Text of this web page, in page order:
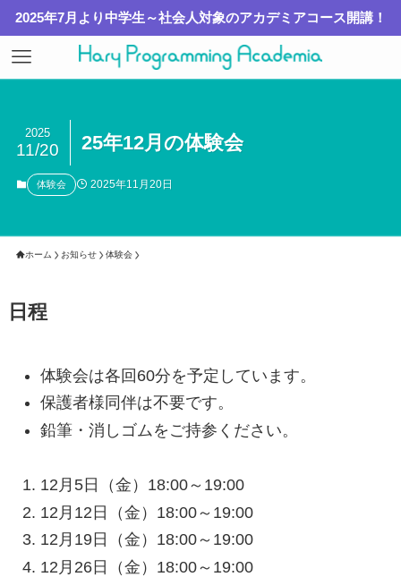
2025年7月より中学生～社会人対象のアカデミアコース開講！
25年12月の体験会
2025
11/20
体験会 2025年11月20日
ホーム お知らせ 体験会
日程
体験会は各回60分を予定しています。
保護者様同伴は不要です。
鉛筆・消しゴムをご持参ください。
12月5日（金）18:00～19:00
12月12日（金）18:00～19:00
12月19日（金）18:00～19:00
12月26日（金）18:00～19:00